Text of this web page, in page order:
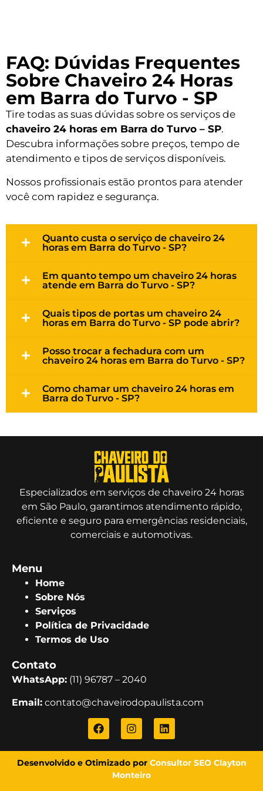
FAQ: Dúvidas Frequentes
Sobre Chaveiro 24 Horas
em Barra do Turvo - SP
Tire todas as suas dúvidas sobre os serviços de
chaveiro 24 horas em Barra do Turvo – SP.
Descubra informações sobre preços, tempo de
atendimento e tipos de serviços disponíveis.
Nossos profissionais estão prontos para atender
você com rapidez e segurança.
Quanto custa o serviço de chaveiro 24
horas em Barra do Turvo - SP?
Em quanto tempo um chaveiro 24 horas
atende em Barra do Turvo - SP?
Quais tipos de portas um chaveiro 24
horas em Barra do Turvo - SP pode abrir?
Posso trocar a fechadura com um
chaveiro 24 horas em Barra do Turvo - SP?
Como chamar um chaveiro 24 horas em
Barra do Turvo - SP?
Especializados em serviços de chaveiro 24 horas
em São Paulo, garantimos atendimento rápido,
eficiente e seguro para emergências residenciais,
comerciais e automotivas.
Menu
Home
Sobre Nós
Serviços
Política de Privacidade
Termos de Uso
Contato
WhatsApp: (11) 96787 – 2040
Email: contato@chaveirodopaulista.com
Desenvolvido e Otimizado por Consultor SEO Clayton
Monteiro